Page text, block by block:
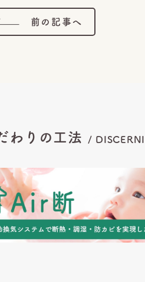
前の記事へ
わりの工法 /